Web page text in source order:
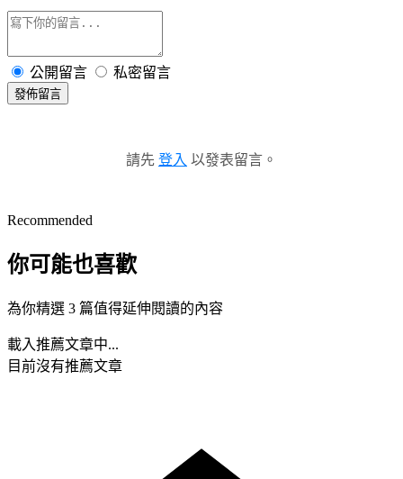
公開留言 私密留言
發佈留言
請先 登入 以發表留言。
Recommended
你可能也喜歡
為你精選 3 篇值得延伸閱讀的內容
載入推薦文章中...
目前沒有推薦文章